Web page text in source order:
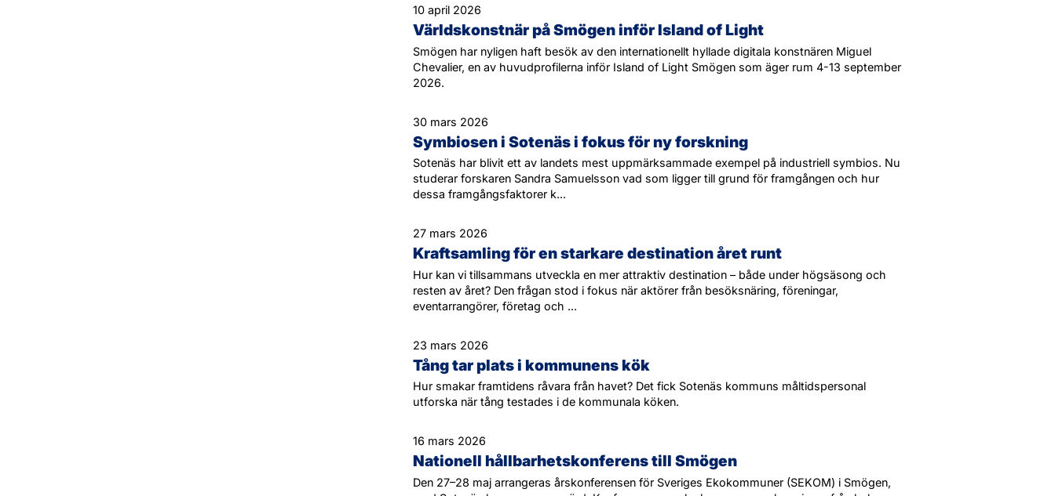
10 april 2026
Världskonstnär på Smögen inför Island of Light
Smögen har nyligen haft besök av den internationellt hyllade digitala konstnären Miguel
Chevalier, en av huvudprofilerna inför Island of Light Smögen som äger rum 4-13 september
2026.
30 mars 2026
Symbiosen i Sotenäs i fokus för ny forskning
Sotenäs har blivit ett av landets mest uppmärksammade exempel på industriell symbios. Nu
studerar forskaren Sandra Samuelsson vad som ligger till grund för framgången och hur
dessa framgångsfaktorer k...
27 mars 2026
Kraftsamling för en starkare destination året runt
Hur kan vi tillsammans utveckla en mer attraktiv destination – både under högsäsong och
resten av året? Den frågan stod i fokus när aktörer från besöksnäring, föreningar,
eventarrangörer, företag och ...
23 mars 2026
Tång tar plats i kommunens kök
Hur smakar framtidens råvara från havet? Det fick Sotenäs kommuns måltidspersonal
utforska när tång testades i de kommunala köken.
16 mars 2026
Nationell hållbarhetskonferens till Smögen
Den 27–28 maj arrangeras årskonferensen för Sveriges Ekokommuner (SEKOM) i Smögen,